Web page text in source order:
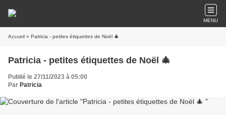
MENU
Accueil » Patricia - petites étiquettes de Noël 🎄
Patricia - petites étiquettes de Noël 🎄
Publié le 27/11/2023 à 05:00
Par Patricia